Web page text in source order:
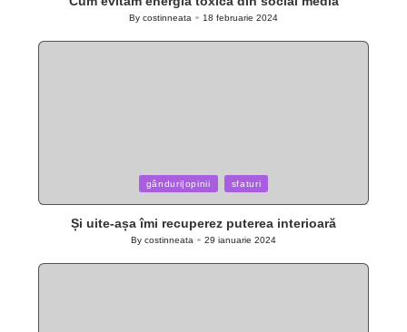
Posted
By costinneata 18 februarie 2024
in
gânduri|opinii sfaturi
Și uite-așa îmi recuperez puterea interioară
Posted
By costinneata 29 ianuarie 2024